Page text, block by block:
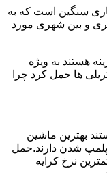
های باری سنگین است که به
و بین شهری مورد
تنی بهترین گزینه هستند به ویژه
ها حمل کرد چرا
بهترین ماشین
پلمپ شدن دارند.حمل
نرخ کرایه